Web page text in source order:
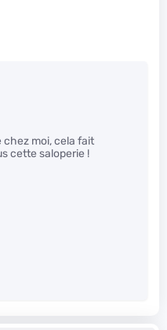
chez moi, cela fait
cette saloperie !